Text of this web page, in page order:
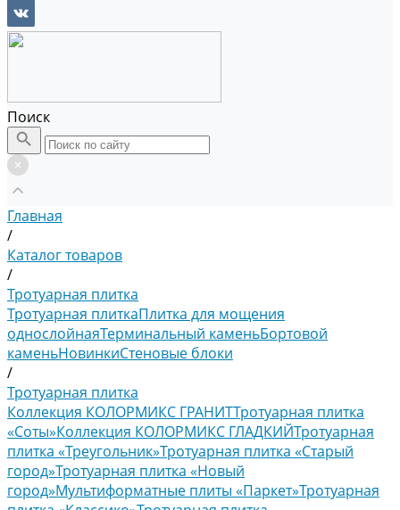
Поиск
Главная
/
Каталог товаров
/
Тротуарная плитка
Тротуарная плиткаПлитка для мощения
однослойнаяТерминальный каменьБортовой
каменьНовинкиСтеновые блоки
/
Тротуарная плитка
Коллекция КОЛОРМИКС ГРАНИТТротуарная плитка
«Соты»Коллекция КОЛОРМИКС ГЛАДКИЙТротуарная
плитка «Треугольник»Тротуарная плитка «Старый
город»Тротуарная плитка «Новый
город»Мультиформатные плиты «Паркет»Тротуарная